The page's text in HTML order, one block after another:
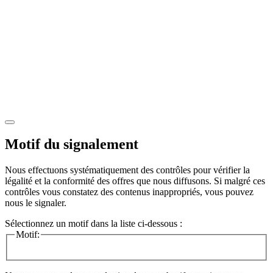
Motif du signalement
Nous effectuons systématiquement des contrôles pour vérifier la
légalité et la conformité des offres que nous diffusons. Si malgré ces
contrôles vous constatez des contenus inappropriés, vous pouvez
nous le signaler.
Sélectionnez un motif dans la liste ci-dessous :
Motif: